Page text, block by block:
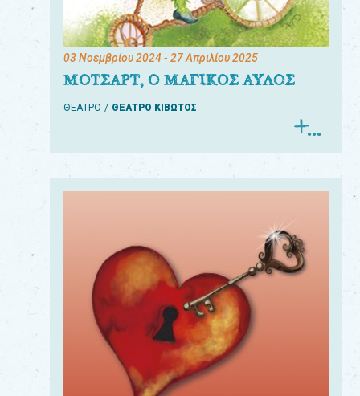
03 Νοεμβρίου 2024- 27 Απριλίου 2025
ΜΟΤΣΑΡΤ, Ο ΜΑΓΙΚΟΣ ΑΥΛΟΣ
ΘΕΑΤΡΟ ΘΕΑΤΡΟ ΚΙΒΩΤΟΣ